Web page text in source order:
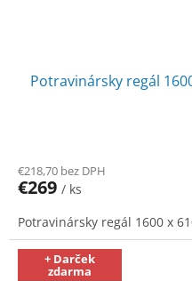
Potravinársky regál
€218,70 bez DPH
€269 / ks
Potravinársky regál 1600 x
+ Darček
zdarma